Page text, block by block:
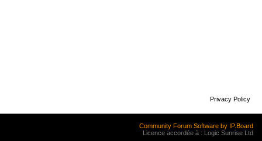
Privacy Policy
Community Forum Software by IP.Board
Licence accordée à : Logic Sunrise Ltd